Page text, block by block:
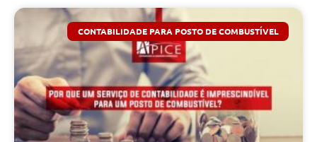
CONTABILIDADE PARA POSTO DE COMBUSTÍVEL